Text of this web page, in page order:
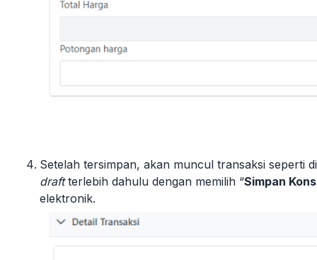
Setelah tersimpan, akan muncul transaksi seperti
draftterlebih dahulu dengan memilih “Simpan
elektronik.